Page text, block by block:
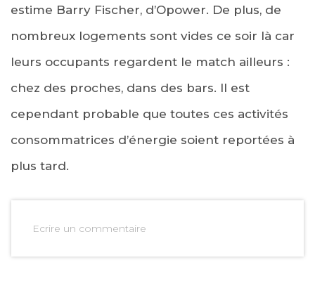
estime Barry Fischer, d’Opower. De plus, de
nombreux logements sont vides ce soir là car
leurs occupants regardent le match ailleurs :
chez des proches, dans des bars. Il est
cependant probable que toutes ces activités
consommatrices d’énergie soient reportées à
plus tard.
Ecrire un commentaire